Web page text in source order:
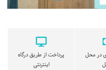
در محل
پرداخت از طریق درگاه
اینترنتی